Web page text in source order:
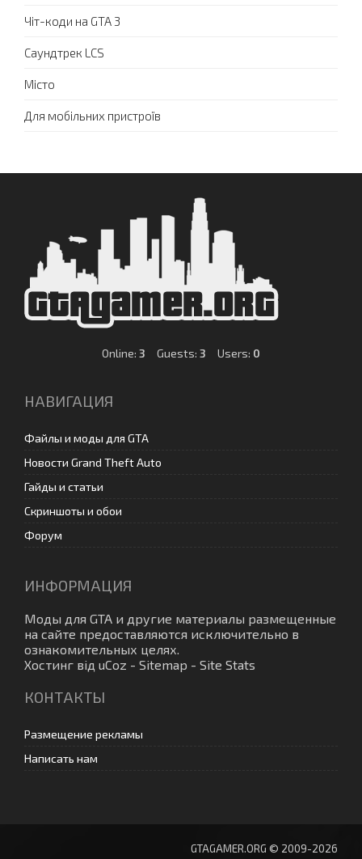
Чіт-коди на GTA 3
Саундтрек LCS
Місто
Для мобільних пристроїв
Online: 3 Guests: 3 Users: 0
НАВИГАЦИЯ
Файлы и моды для GTA
Новости Grand Theft Auto
Гайды и статьи
Скриншоты и обои
Форум
ИНФОРМАЦИЯ
Моды для GTA и другие материалы размещенные
на сайте предоставляются исключительно в
ознакомительных целях.
Хостинг від uCoz - Sitemap - Site Stats
КОНТАКТЫ
Размещение рекламы
Написать нам
GTAGAMER.ORG © 2009-2026